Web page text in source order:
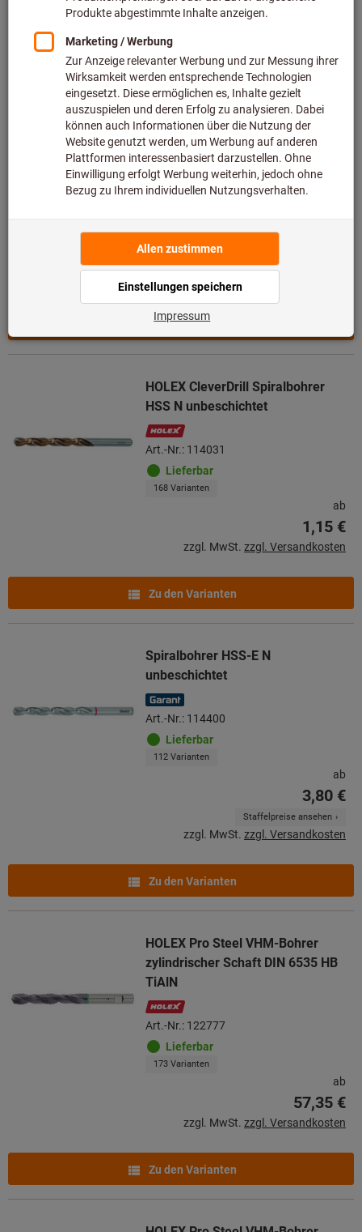
zzgl. MwSt. zzgl. Versandkosten
Zu den Varianten
Spiralbohrer HSS N unbeschichtet
Art.-Nr.: 114150
Lieferbar
ab
Zu den Varianten
HOLEX CleverDrill Spiralbohrer
HSS N unbeschichtet
Art.-Nr.: 114031
Lieferbar
168 Varianten
ab
1,15 €
zzgl. MwSt. zzgl. Versandkosten
Zu den Varianten
Spiralbohrer HSS-E N
unbeschichtet
Art.-Nr.: 114400
Lieferbar
112 Varianten
ab
3,80 €
Staffelpreise ansehen
zzgl. MwSt. zzgl. Versandkosten
Zu den Varianten
HOLEX Pro Steel VHM-Bohrer
zylindrischer Schaft DIN 6535 HB
TiAlN
Art.-Nr.: 122777
Lieferbar
173 Varianten
ab
57,35 €
zzgl. MwSt. zzgl. Versandkosten
Zu den Varianten